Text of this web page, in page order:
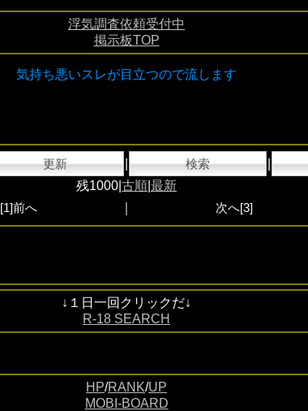
浮気調査依頼受付中
掲示板TOP
気持ち悪いスレが目立つので流します
更新 検索
残1000| 古順 最新
[1]前へ
次へ[3]
↓１日一回クリックだ↓
R-18 SEARCH
HP/RANK/UP
MOBI-BOARD